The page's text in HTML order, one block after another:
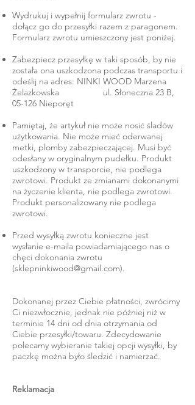
Wydrukuj i wypełnij formularz zwrotu -
dołącz go do przesyłki razem z paragonem.
Formularz zwrotu umieszczony jest poniżej.
Zabezpiecz przesyłkę w taki sposób, by nie
została ona uszkodzona podczas transportu i
odeślij na adres: NINKI WOOD Marzena
Żelazkowska ul. Słoneczna 23 B,
05-126 Nieporęt
Pamiętaj, że artykuł nie może nosić śladów
użytkowania. Nie może mieć oderwanej
metki, plomby zabezpieczającej. Musi być
odesłany w oryginalnym pudełku. Produkt
uszkodzony w transporcie, nie podlega
zwrotowi. Produkt ze zmianami dokonanymi
na życzenie klienta, nie podlega zwrotowi.
Produkt personalizowany nie podlega
zwrotowi.
Przed wysyłką zwrotu konieczne jest
wysłanie e-maila powiadamiającego nas o
chęci dokonania zwrotu
(sklepninkiwood@gmail.com).
Dokonanej przez Ciebie płatności, zwrócimy
Ci niezwłocznie, jednak nie później niż w
terminie 14 dni od dnia otrzymania od
Ciebie przesyłki/towaru. Zdecydowanie
polecamy wybieranie takiej opcji wysyłki, by
paczkę można było śledzić i namierzać.
Reklamacja